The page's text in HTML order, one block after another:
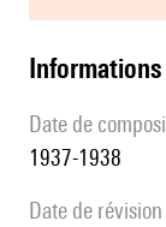
date de
1937-1938
date de révision